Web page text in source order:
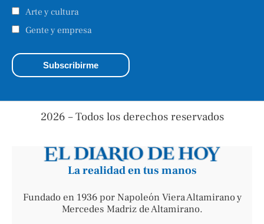
Arte y cultura
Gente y empresa
2026 – Todos los derechos reservados
La realidad en tus manos
Fundado en 1936 por Napoleón Viera Altamirano y
Mercedes Madriz de Altamirano.